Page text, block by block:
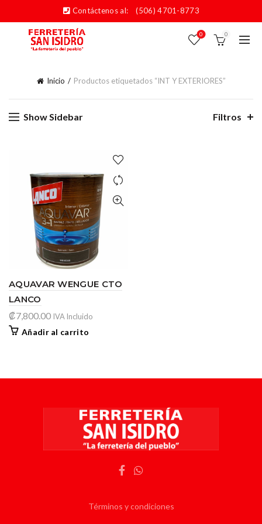
Contáctenos al: (506) 4701-8773
0 0
Inicio Productos etiquetados “INT Y EXTERIORES”
Show Sidebar Filtros
AQUAVAR WENGUE CTO
LANCO
₡7,800.00 IVA Incluido
Añadir al carrito
Términos y condiciones